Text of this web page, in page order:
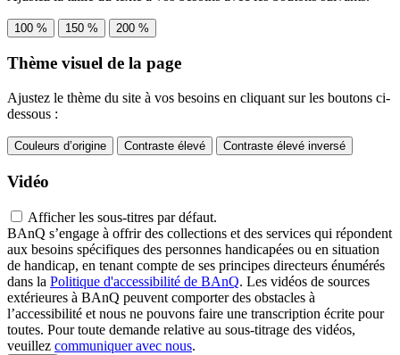
100 % 150 % 200 %
Thème visuel de la page
Ajustez le thème du site à vos besoins en cliquant sur les boutons ci-
dessous :
Couleurs d’origine Contraste élevé Contraste élevé inversé
Vidéo
Afficher les sous-titres par défaut.
BAnQ s’engage à offrir des collections et des services qui répondent
aux besoins spécifiques des personnes handicapées ou en situation
de handicap, en tenant compte de ses principes directeurs énumérés
dans la Politique d'accessibilité de BAnQ. Les vidéos de sources
extérieures à BAnQ peuvent comporter des obstacles à
l’accessibilité et nous ne pouvons faire une transcription écrite pour
toutes. Pour toute demande relative au sous-titrage des vidéos,
veuillez communiquer avec nous.